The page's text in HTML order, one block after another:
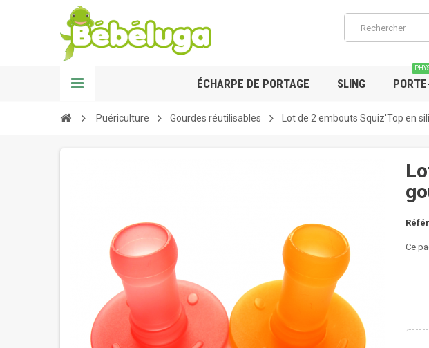
ÉCHARPE DE PORTAGE SLING
Puériculture Gourdes réutilisables Lot de 2 embouts Squiz'Top en
Ce